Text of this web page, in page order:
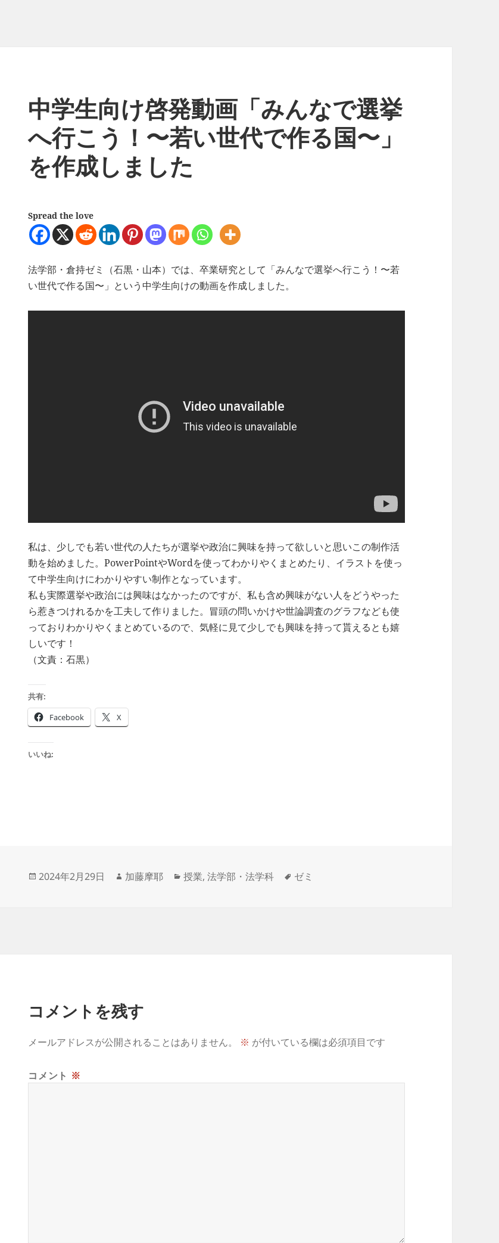
中学生向け啓発動画「みんなで選挙
へ行こう！〜若い世代で作る国〜」
を作成しました
Spread the love
法学部・倉持ゼミ（石黒・山本）では、卒業研究として「みんなで選挙へ行こう！〜若
い世代で作る国〜」という中学生向けの動画を作成しました。
私は、少しでも若い世代の人たちが選挙や政治に興味を持って欲しいと思いこの制作活
動を始めました。PowerPointやWordを使ってわかりやくまとめたり、イラストを使っ
て中学生向けにわかりやすい制作となっています。
私も実際選挙や政治には興味はなかったのですが、私も含め興味がない人をどうやった
ら惹きつけれるかを工夫して作りました。冒頭の問いかけや世論調査のグラフなども使
っておりわかりやくまとめているので、気軽に見て少しでも興味を持って貰えるとも嬉
しいです！
（文責：石黒）
共有:
Facebook
X
いいね:
投
2024年2月29日
作
加藤摩耶
カ
授業,法学部・法学科
タ
ゼミ
コメントを残す
メールアドレスが公開されることはありません。 ※ が付いている欄は必須項目です
コメント ※